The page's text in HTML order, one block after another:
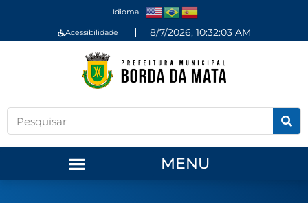
Idioma
Acessibilidade 8/7/2026, 10:32:03 AM
MENU